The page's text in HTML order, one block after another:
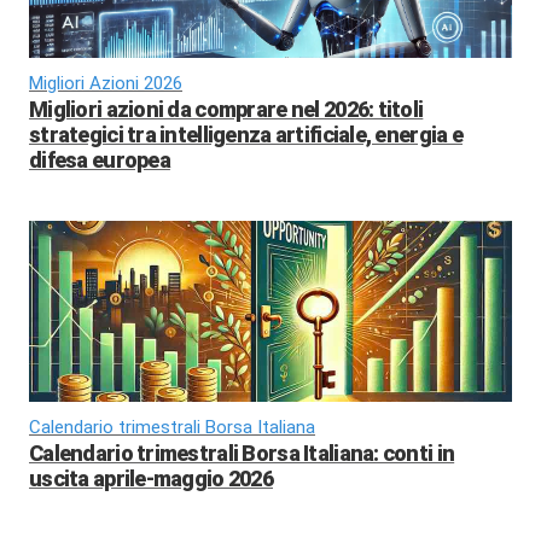
Migliori Azioni 2026
Migliori azioni da comprare nel 2026: titoli
strategici tra intelligenza artificiale, energia e
difesa europea
Calendario trimestrali Borsa Italiana
Calendario trimestrali Borsa Italiana: conti in
uscita aprile-maggio 2026